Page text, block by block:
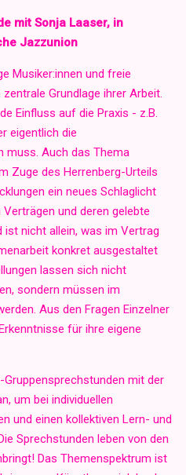
mit Sonja Laaser, in
Jazzunion
Musiker:innen und freie
Grundlage ihrer Arbeit.
Einfluss auf die Praxis - z.B.
eigentlich die
muss. Auch das Thema
Zuge des Herrenberg-Urteils
ein neues Schlaglicht
und deren gelebte
ist nicht allein, was im Vertrag
konkret ausgestaltet
lassen sich nicht
sondern müssen im
Aus den Fragen Einzelner
für ihre eigene
Gruppensprechstunden mit der
um bei individuellen
und einen kollektiven Lern- und
Sprechstunden leben von den
Das Themenspektrum ist